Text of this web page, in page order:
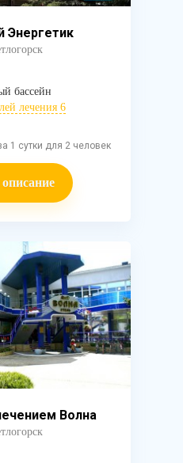
Энергетик
бассейн
лечения 6
1 сутки для 2 человек
Волна